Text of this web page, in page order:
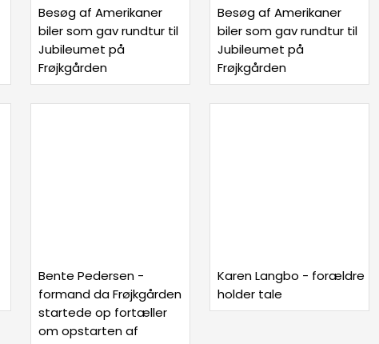
Besøg af Amerikaner
biler som gav rundtur til
Jubileumet på
Frøjkgården
Besøg af Amerikaner
biler som gav rundtur til
Jubileumet på
Frøjkgården
Bente Pedersen -
formand da Frøjkgården
startede op fortæller
om opstarten af
Karen Langbo - forældre
holder tale